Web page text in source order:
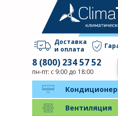
Доставка
и оплата
8 (800) 234 57 52
пн-пт: с 9:00 до 18:00
Вентиляция